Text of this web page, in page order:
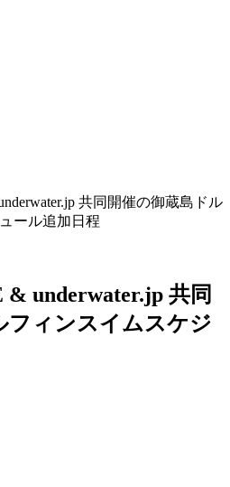
共同開催の御蔵島ドル
ール追加日程
underwater.jp 共同
フィンスイムスケジ